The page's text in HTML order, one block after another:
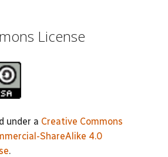
License
under a Creative Commons
ShareAlike 4.0
.